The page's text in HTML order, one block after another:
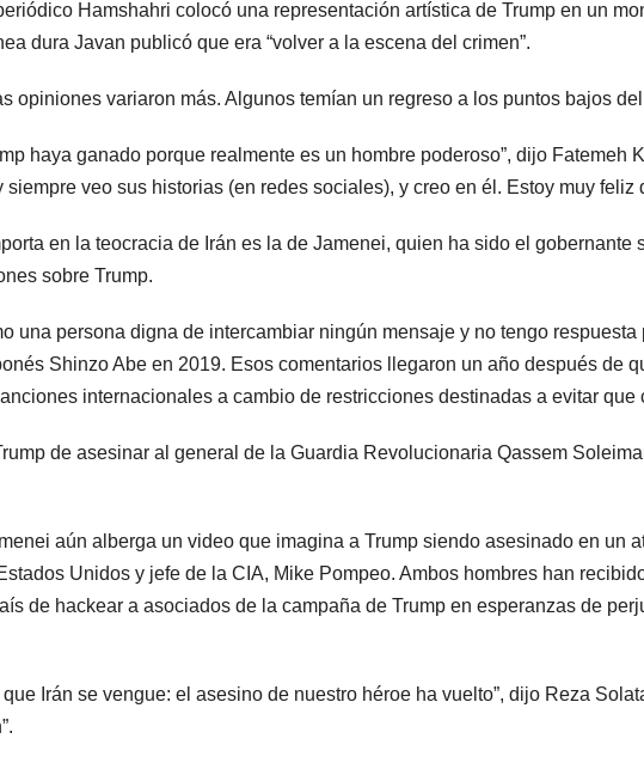
Hamshahri colocó una representación artística de Trump en un
dura Javan publicó que era “volver a la escena del crimen”.
opiniones variaron más. Algunos temían un regreso a los puntos bajos
haya ganado porque realmente es un hombre poderoso”, dijo Fatemeh
veo sus historias (en redes sociales), y creo en él. Estoy muy feliz
en la teocracia de Irán es la de Jamenei, quien ha sido el
sobre Trump.
una persona digna de intercambiar ningún mensaje y no tengo
Shinzo Abe en 2019. Esos comentarios llegaron un año después de
internacionales a cambio de restricciones destinadas a evitar que
de asesinar al general de la Guardia Revolucionaria Qassem
aún alberga un video que imagina a Trump siendo asesinado en un
Unidos y jefe de la CIA, Mike Pompeo. Ambos hombres han
de hackear a asociados de la campaña de Trump en esperanzas de
Irán se vengue: el asesino de nuestro héroe ha vuelto”, dijo Reza